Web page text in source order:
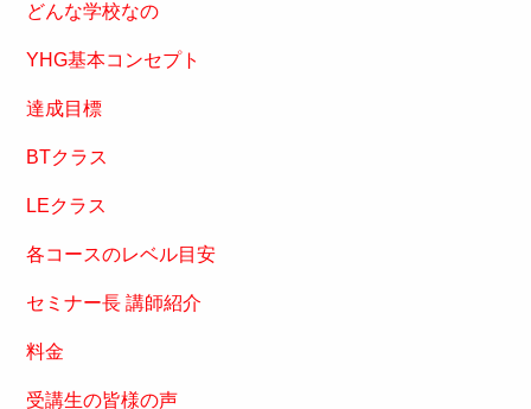
どんな学校なの
YHG基本コンセプト
達成目標
BTクラス
LEクラス
各コースのレベル目安
セミナー長 講師紹介
料金
受講生の皆様の声